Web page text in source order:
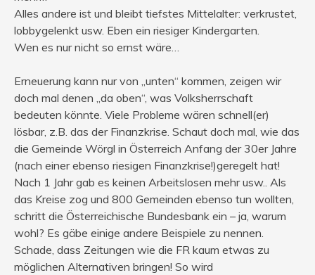
Alles andere ist und bleibt tiefstes Mittelalter: verkrustet,
lobbygelenkt usw. Eben ein riesiger Kindergarten.
Wen es nur nicht so ernst wäre…
Erneuerung kann nur von „unten“ kommen, zeigen wir
doch mal denen „da oben“, was Volksherrschaft
bedeuten könnte. Viele Probleme wären schnell(er)
lösbar, z.B. das der Finanzkrise. Schaut doch mal, wie das
die Gemeinde Wörgl in Österreich Anfang der 30er Jahre
(nach einer ebenso riesigen Finanzkrise!)geregelt hat!
Nach 1 Jahr gab es keinen Arbeitslosen mehr usw.. Als
das Kreise zog und 800 Gemeinden ebenso tun wollten,
schritt die Österreichische Bundesbank ein – ja, warum
wohl? Es gäbe einige andere Beispiele zu nennen.
Schade, dass Zeitungen wie die FR kaum etwas zu
möglichen Alternativen bringen! So wird